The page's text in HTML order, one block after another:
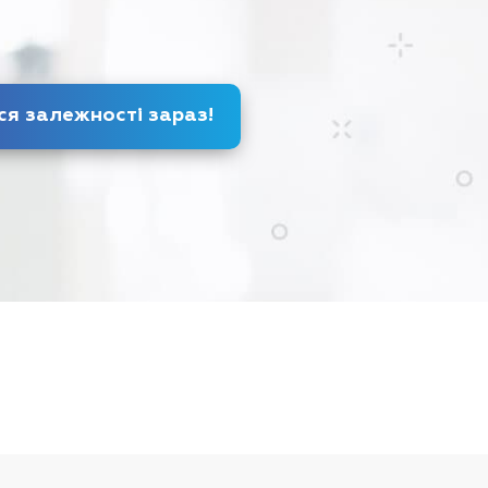
Позбудься залежності зараз!